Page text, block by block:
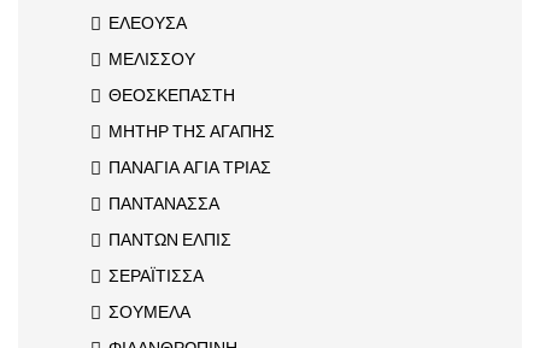
ΕΛΕΟΥΣΑ
ΜΕΛΙΣΣΟΥ
ΘΕΟΣΚΕΠΑΣΤΗ
ΜΗΤΗΡ ΤΗΣ ΑΓΑΠΗΣ
ΠΑΝΑΓΙΑ ΑΓΙΑ ΤΡΙΑΣ
ΠΑΝΤΑΝΑΣΣΑ
ΠΑΝΤΩΝ ΕΛΠΙΣ
ΣΕΡΑΪΤΙΣΣΑ
ΣΟΥΜΕΛΑ